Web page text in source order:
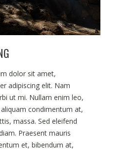
dolor sit amet,
adipiscing elit. Nam
ut mi. Nullam enim leo,
condimentum at,
massa. Sed eleifend
Praesent mauris
et, bibendum at,